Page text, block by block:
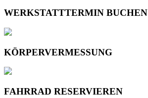
WERKSTATTTERMIN BUCHEN
KÖRPERVERMESSUNG
FAHRRAD RESERVIEREN